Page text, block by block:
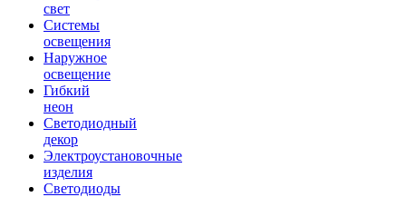
свет
Системы
освещения
Наружное
освещение
Гибкий
неон
Светодиодный
декор
Электроустановочные
изделия
Светодиоды